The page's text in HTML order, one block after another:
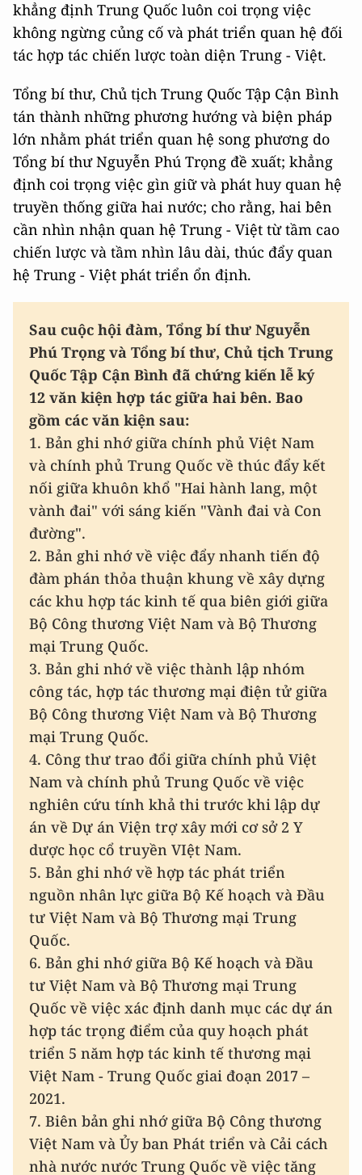
khẳng định Trung Quốc luôn coi trọng việc
không ngừng củng cố và phát triển quan hệ đối
tác hợp tác chiến lược toàn diện Trung - Việt.
Tổng bí thư, Chủ tịch Trung Quốc Tập Cận Bình
tán thành những phương hướng và biện pháp
lớn nhằm phát triển quan hệ song phương do
Tổng bí thư Nguyễn Phú Trọng đề xuất; khẳng
định coi trọng việc gìn giữ và phát huy quan hệ
truyền thống giữa hai nước; cho rằng, hai bên
cần nhìn nhận quan hệ Trung - Việt từ tầm cao
chiến lược và tầm nhìn lâu dài, thúc đẩy quan
hệ Trung - Việt phát triển ổn định.
Sau cuộc hội đàm, Tổng bí thư Nguyễn
Phú Trọng và Tổng bí thư, Chủ tịch Trung
Quốc Tập Cận Bình đã chứng kiến lễ ký
12 văn kiện hợp tác giữa hai bên. Bao
gồm các văn kiện sau:
1. Bản ghi nhớ giữa chính phủ Việt Nam
và chính phủ Trung Quốc về thúc đẩy kết
nối giữa khuôn khổ "Hai hành lang, một
vành đai" với sáng kiến "Vành đai và Con
đường".
2. Bản ghi nhớ về việc đẩy nhanh tiến độ
đàm phán thỏa thuận khung về xây dựng
các khu hợp tác kinh tế qua biên giới giữa
Bộ Công thương Việt Nam và Bộ Thương
mại Trung Quốc.
3. Bản ghi nhớ về việc thành lập nhóm
công tác, hợp tác thương mại điện tử giữa
Bộ Công thương Việt Nam và Bộ Thương
mại Trung Quốc.
4. Công thư trao đổi giữa chính phủ Việt
Nam và chính phủ Trung Quốc về việc
nghiên cứu tính khả thi trước khi lập dự
án về Dự án Viện trợ xây mới cơ sở 2 Y
dược học cổ truyền VIệt Nam.
5. Bản ghi nhớ về hợp tác phát triển
nguồn nhân lực giữa Bộ Kế hoạch và Đầu
tư Việt Nam và Bộ Thương mại Trung
Quốc.
6. Bản ghi nhớ giữa Bộ Kế hoạch và Đầu
tư Việt Nam và Bộ Thương mại Trung
Quốc về việc xác định danh mục các dự án
hợp tác trọng điểm của quy hoạch phát
triển 5 năm hợp tác kinh tế thương mại
Việt Nam - Trung Quốc giai đoạn 2017 –
2021.
7. Biên bản ghi nhớ giữa Bộ Công thương
Việt Nam và Ủy ban Phát triển và Cải cách
nhà nước nước Trung Quốc về việc tăng